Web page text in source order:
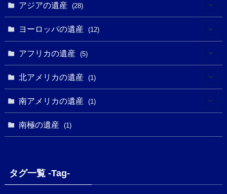
(3)
(7)
(2)
(5)
(16)
(62)
(5)
(2)
(2)
(7)
(2)
(19)
(8)
アジアの遺産 (28)
(1)
(1)
(18)
ヨーロッパの遺産 (12)
(2)
(1)
(1)
(2)
アフリカの遺産 (5)
(3)
北アメリカの遺産 (1)
(1)
(1)
南アメリカの遺産 (1)
南極の遺産 (1)
タグ一覧 -Tag-